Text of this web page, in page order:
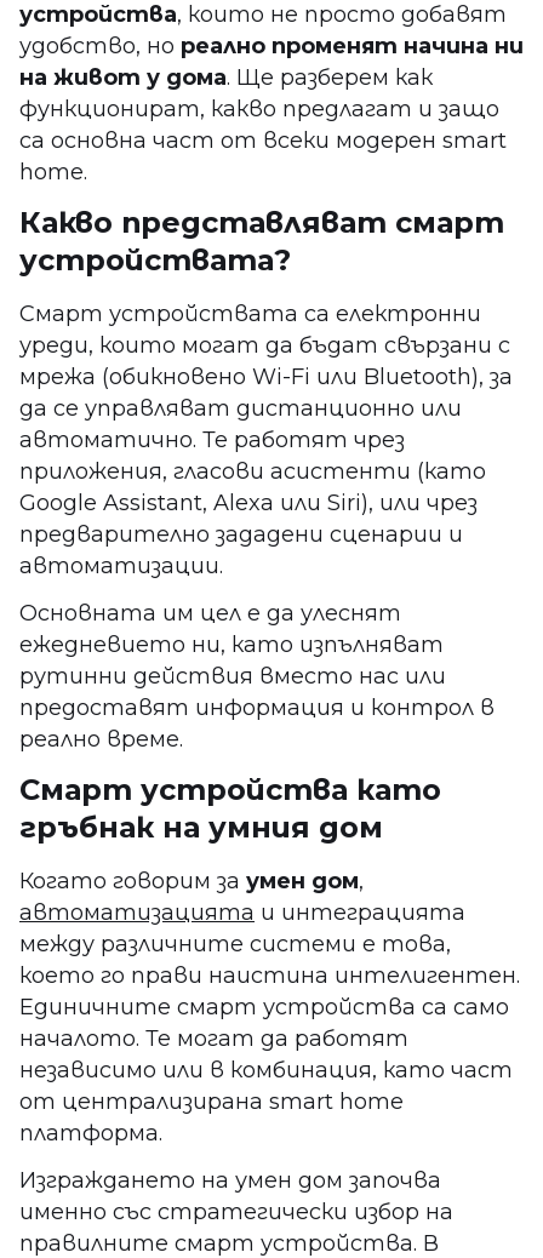
устройства, които не просто добавят
удобство, но реално променят начина ни
на живот у дома. Ще разберем как
функционират, какво предлагат и защо
са основна част от всеки модерен smart
home.
Какво представляват смарт
устройствата?
Смарт устройствата са електронни
уреди, които могат да бъдат свързани с
мрежа (обикновено Wi-Fi или Bluetooth), за
да се управляват дистанционно или
автоматично. Те работят чрез
приложения, гласови асистенти (като
Google Assistant, Alexa или Siri), или чрез
предварително зададени сценарии и
автоматизации.
Основната им цел е да улеснят
ежедневието ни, като изпълняват
рутинни действия вместо нас или
предоставят информация и контрол в
реално време.
Смарт устройства като
гръбнак на умния дом
Когато говорим за умен дом,
автоматизацията и интеграцията
между различните системи е това,
което го прави наистина интелигентен.
Единичните смарт устройства са само
началото. Те могат да работят
независимо или в комбинация, като част
от централизирана smart home
платформа.
Изграждането на умен дом започва
именно със стратегически избор на
правилните смарт устройства. В